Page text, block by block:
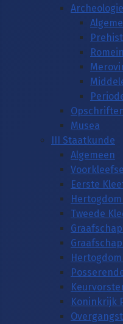
Archeologie
Musea
III Staatkunde
Algemeen
Eerste
Hertogdom
Tweede
Graafschap
Graafschap
Hertogdom
Koninkrijk